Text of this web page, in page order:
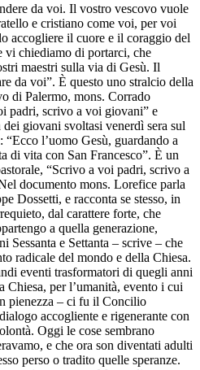
da voi. Il vostro vescovo vuole
e cristiano come voi, per voi
accogliere il cuore e il coraggio del
vi chiediamo di portarci, che
maestri sulla via di Gesù. Il
da voi”. È questo uno stralcio della
di Palermo, mons. Corrado
padri, scrivo a voi giovani” e
dei giovani svoltasi venerdì sera sul
l’uomo Gesù, guardando a
di vita con San Francesco”. È un
“Scrivo a voi padri, scrivo a
documento mons. Lorefice parla
Dossetti, e racconta se stesso, in
dal carattere forte, che
a quella generazione,
Sessanta e Settanta – scrive – che
radicale del mondo e della Chiesa.
eventi trasformatori di quegli anni
Chiesa, per l’umanità, evento i cui
pienezza – ci fu il Concilio
accogliente e rigenerante con
Oggi le cose sembrano
e che ora son diventati adulti
perso o tradito quelle speranze.